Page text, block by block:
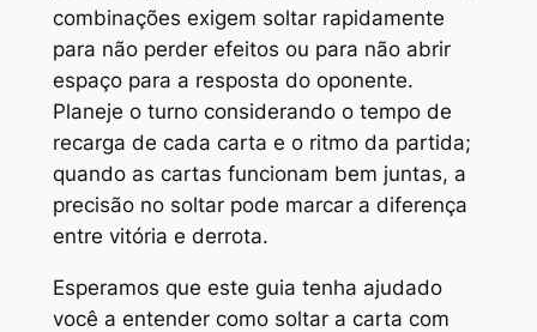
combinações exigem soltar rapidamente
para não perder efeitos ou para não abrir
espaço para a resposta do oponente.
Planeje o turno considerando o tempo de
recarga de cada carta e o ritmo da partida;
quando as cartas funcionam bem juntas, a
precisão no soltar pode marcar a diferença
entre vitória e derrota.
Esperamos que este guia tenha ajudado
você a entender como soltar a carta com